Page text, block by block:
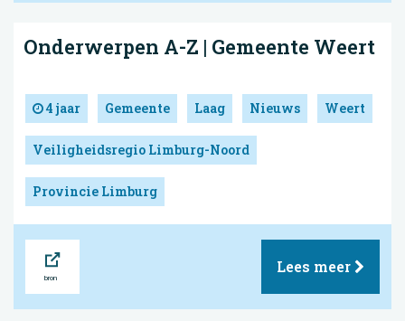
Onderwerpen A-Z | Gemeente Weert
4 jaar Gemeente Laag Nieuws Weert
Veiligheidsregio Limburg-Noord
Provincie Limburg
Lees meer